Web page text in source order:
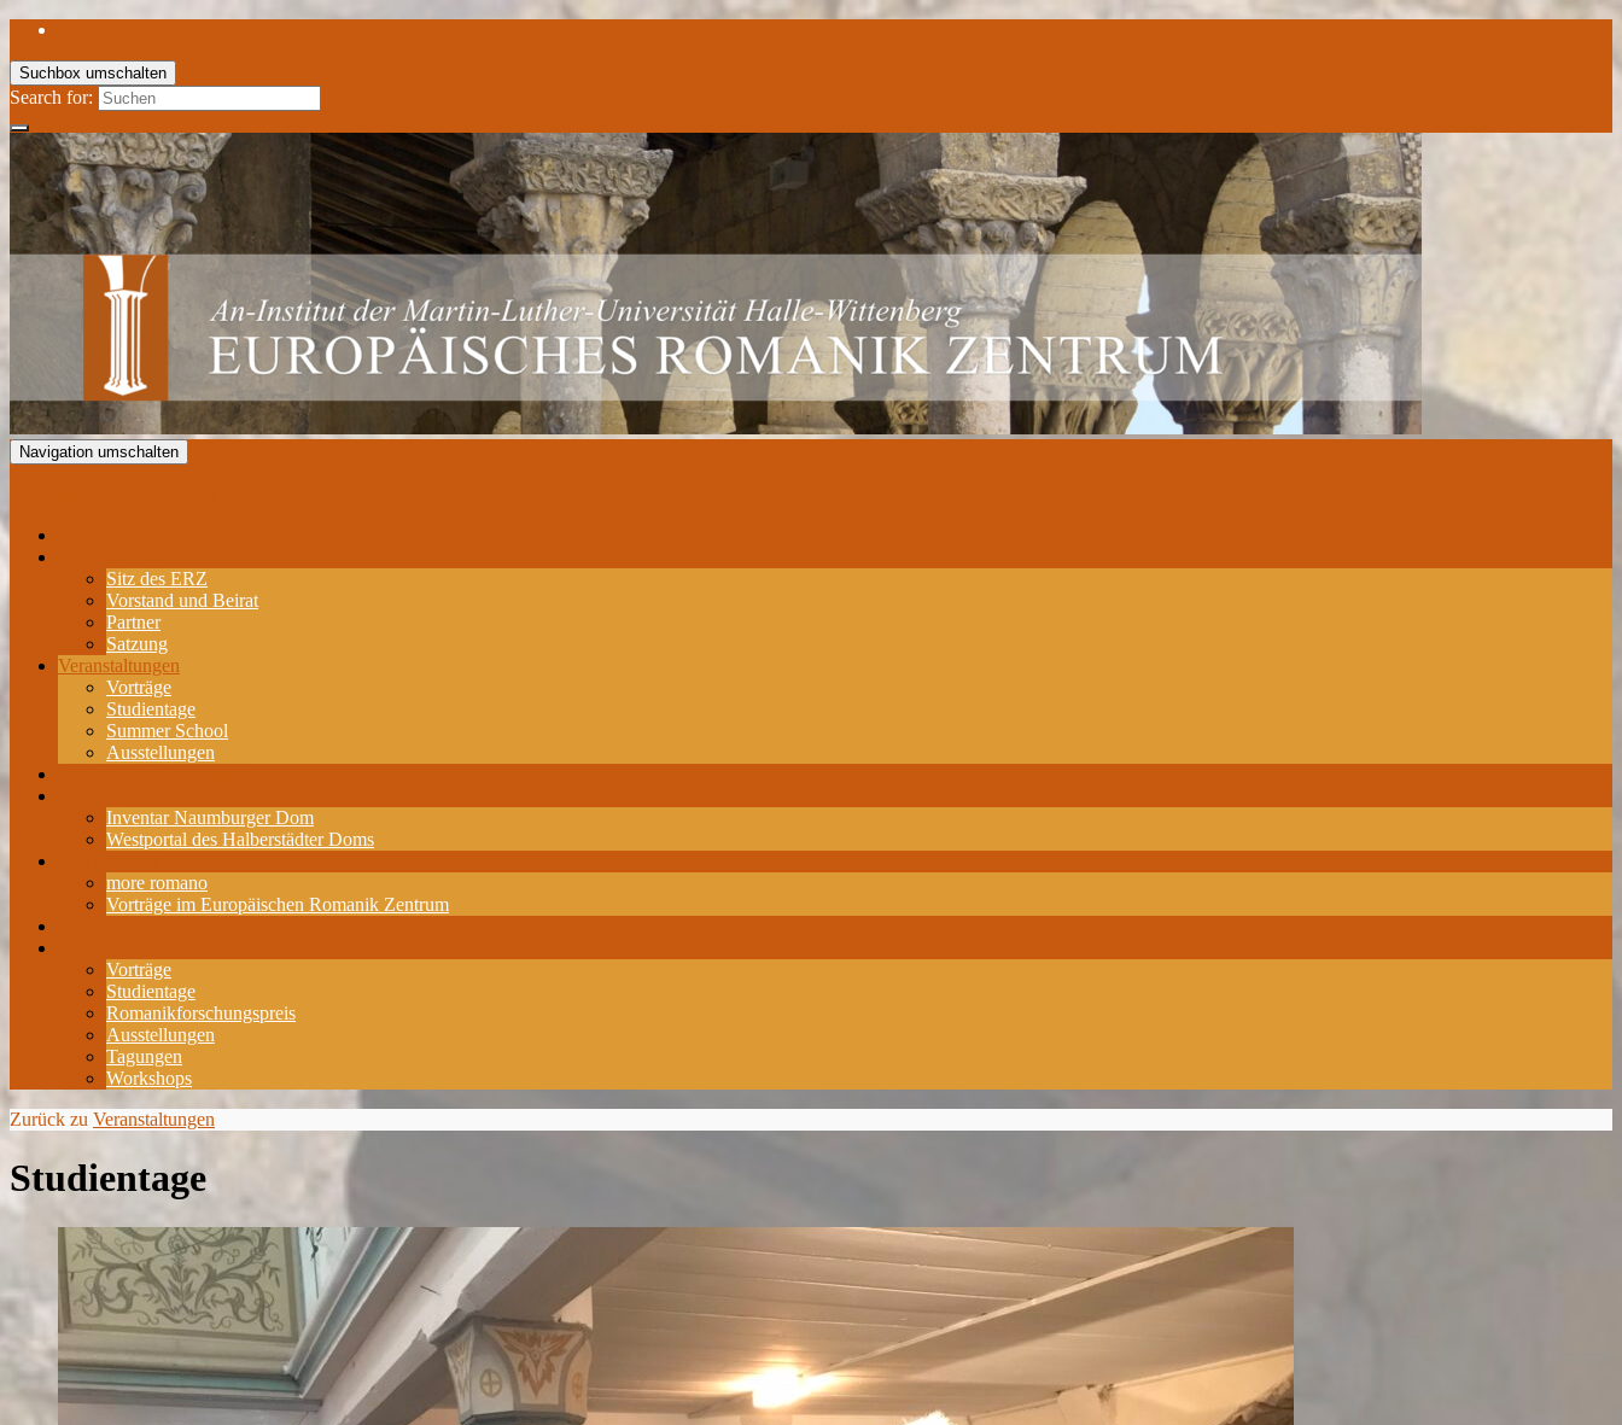
Suchbox umschalten
Search for:
Navigation umschalten
Sitz des ERZ
Vorstand und Beirat
Partner
Satzung
Veranstaltungen
Vorträge
Studientage
Summer School
Ausstellungen
Inventar Naumburger Dom
Westportal des Halberstädter Doms
more romano
Vorträge im Europäischen Romanik Zentrum
Vorträge
Studientage
Romanikforschungspreis
Ausstellungen
Tagungen
Workshops
Zurück zu Veranstaltungen
Studientage